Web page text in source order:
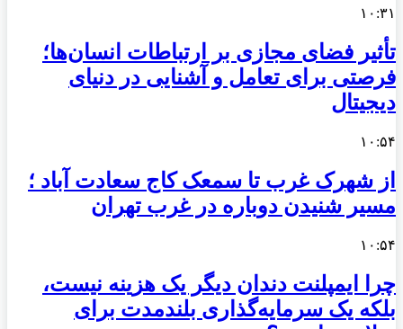
۱۰:۳۱
تأثیر فضای مجازی بر ارتباطات انسان‌ها؛
فرصتی برای تعامل و آشنایی در دنیای
دیجیتال
۱۰:۵۴
از شهرک غرب تا سمعک کاج سعادت آباد ؛
مسیر شنیدن دوباره در غرب تهران
۱۰:۵۴
چرا ایمپلنت دندان دیگر یک هزینه نیست،
بلکه یک سرمایه‌گذاری بلندمدت برای